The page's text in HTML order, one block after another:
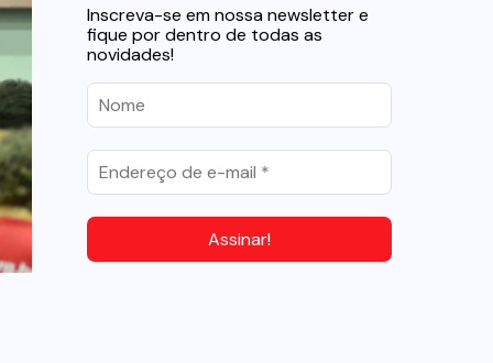
Inscreva-se em nossa newsletter e
fique por dentro de todas as
novidades!